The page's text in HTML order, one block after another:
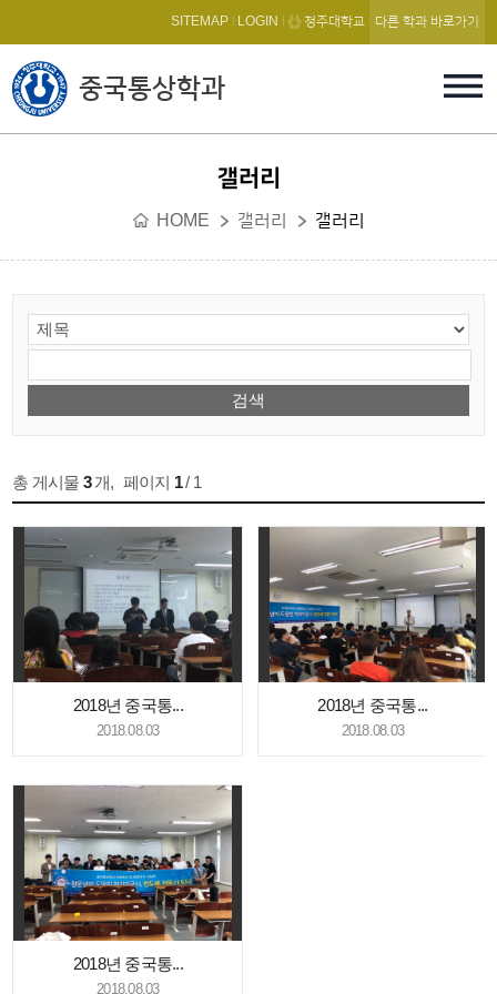
본문 바로가기
중국통상학과
SITEMAP LOGIN 청주대학교 다른 학과 바로가기
갤러리
HOME 갤러리 갤러리
총 게시물 3개, 페이지 1/ 1
2018년 중국통...
2018.08.03
2018년 중국통...
2018.08.03
2018년 중국통...
2018.08.03